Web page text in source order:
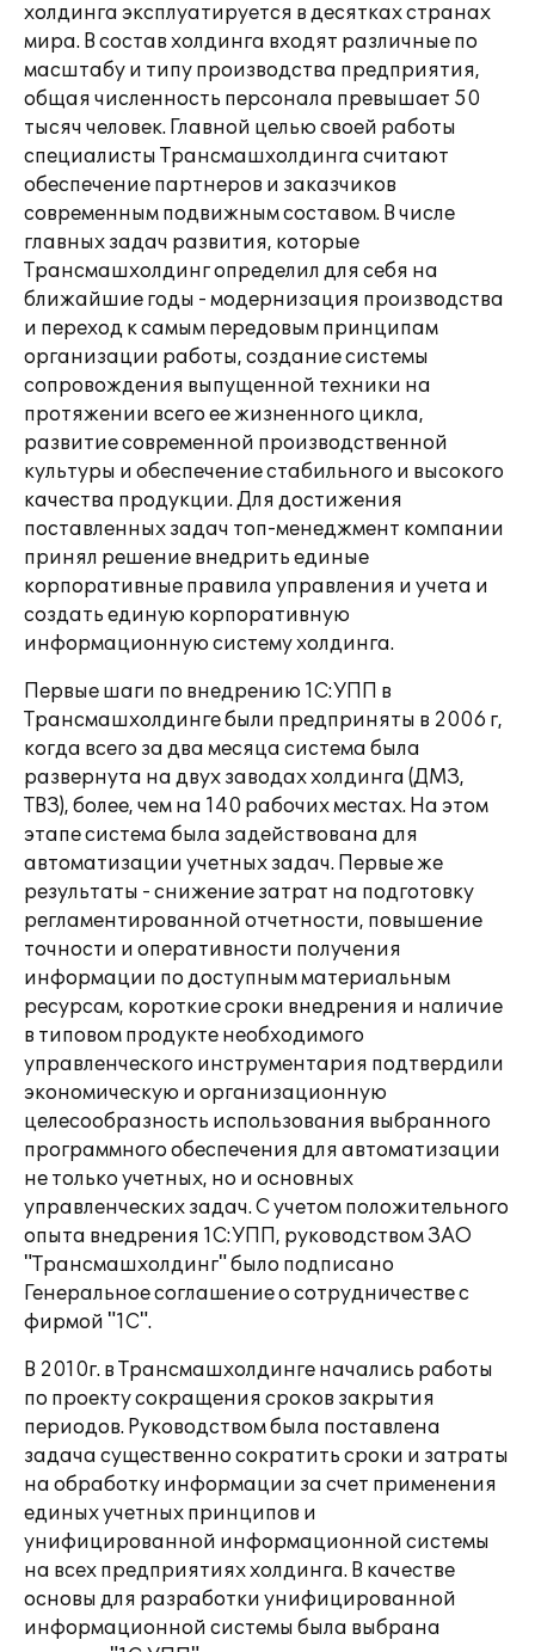
холдинга эксплуатируется в десятках странах
мира. В состав холдинга входят различные по
масштабу и типу производства предприятия,
общая численность персонала превышает 50
тысяч человек. Главной целью своей работы
специалисты Трансмашхолдинга считают
обеспечение партнеров и заказчиков
современным подвижным составом. В числе
главных задач развития, которые
Трансмашхолдинг определил для себя на
ближайшие годы - модернизация производства
и переход к самым передовым принципам
организации работы, создание системы
сопровождения выпущенной техники на
протяжении всего ее жизненного цикла,
развитие современной производственной
культуры и обеспечение стабильного и высокого
качества продукции. Для достижения
поставленных задач топ-менеджмент компании
принял решение внедрить единые
корпоративные правила управления и учета и
создать единую корпоративную
информационную систему холдинга.
Первые шаги по внедрению 1С:УПП в
Трансмашхолдинге были предприняты в 2006 г,
когда всего за два месяца система была
развернута на двух заводах холдинга (ДМЗ,
ТВЗ), более, чем на 140 рабочих местах. На этом
этапе система была задействована для
автоматизации учетных задач. Первые же
результаты - снижение затрат на подготовку
регламентированной отчетности, повышение
точности и оперативности получения
информации по доступным материальным
ресурсам, короткие сроки внедрения и наличие
в типовом продукте необходимого
управленческого инструментария подтвердили
экономическую и организационную
целесообразность использования выбранного
программного обеспечения для автоматизации
не только учетных, но и основных
управленческих задач. С учетом положительного
опыта внедрения 1С:УПП, руководством ЗАО
"Трансмашхолдинг" было подписано
Генеральное соглашение о сотрудничестве с
фирмой "1С".
В 2010г. в Трансмашхолдинге начались работы
по проекту сокращения сроков закрытия
периодов. Руководством была поставлена
задача существенно сократить сроки и затраты
на обработку информации за счет применения
единых учетных принципов и
унифицированной информационной системы
на всех предприятиях холдинга. В качестве
основы для разработки унифицированной
информационной системы была выбрана